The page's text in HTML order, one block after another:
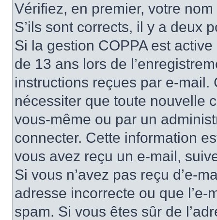
Vérifiez, en premier, votre
S’ils sont corrects, il y a deux
Si la gestion COPPA est
de 13 ans lors de
instructions reçues par e-
nécessiter que toute nouvelle
vous-même ou par un
connecter. Cette information
vous avez reçu un e-mail,
Si vous n’avez pas reçu d’e-
adresse incorrecte ou que
spam. Si vous êtes sûr de